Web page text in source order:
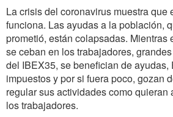
La crisis del coronavirus muestra que
funciona. Las ayudas a la población,
prometió, están colapsadas. Mientras
se ceban en los trabajadores,
del IBEX35, se benefician de
impuestos y por si fuera poco, gozan
regular sus actividades como quieran
los trabajadores.